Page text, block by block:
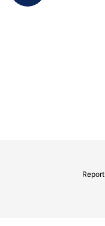
Report